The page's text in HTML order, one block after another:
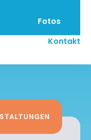
Fotos
Kontakt